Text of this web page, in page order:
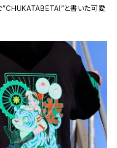
と書いた可愛